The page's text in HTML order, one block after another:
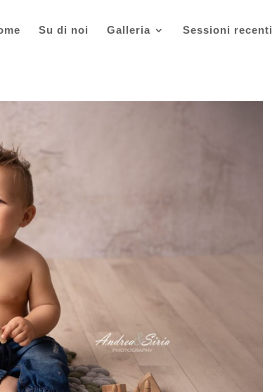
Su di noi Galleria Sessioni recenti